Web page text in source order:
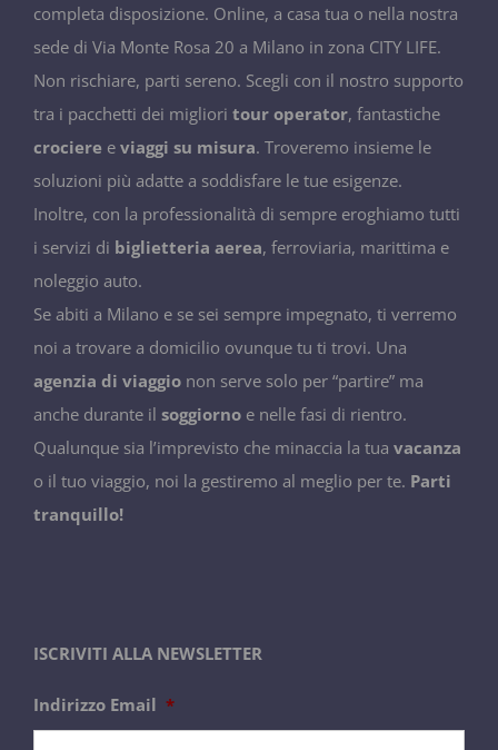
completa disposizione. Online, a casa tua o nella nostra
sede di Via Monte Rosa 20 a Milano in zona CITY LIFE.
Non rischiare, parti sereno. Scegli con il nostro supporto
tra i pacchetti dei migliori tour operator, fantastiche
crociere e viaggi su misura. Troveremo insieme le
soluzioni più adatte a soddisfare le tue esigenze.
Inoltre, con la professionalità di sempre eroghiamo tutti
i servizi di biglietteria aerea, ferroviaria, marittima e
noleggio auto.
Se abiti a Milano e se sei sempre impegnato, ti verremo
noi a trovare a domicilio ovunque tu ti trovi. Una
agenzia di viaggio non serve solo per “partire” ma
anche durante il soggiorno e nelle fasi di rientro.
Qualunque sia l’imprevisto che minaccia la tua vacanza
o il tuo viaggio, noi la gestiremo al meglio per te. Parti
tranquillo!
ISCRIVITI ALLA NEWSLETTER
Indirizzo Email *